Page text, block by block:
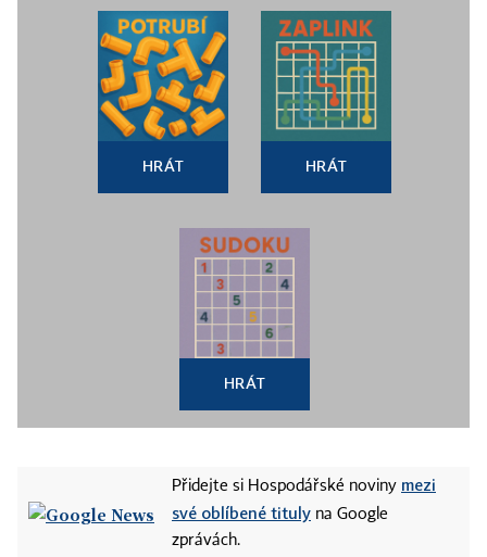
HRÁT HRÁT
HRÁT
Přidejte si Hospodářské noviny mezi
své oblíbené tituly na Google
zprávách.